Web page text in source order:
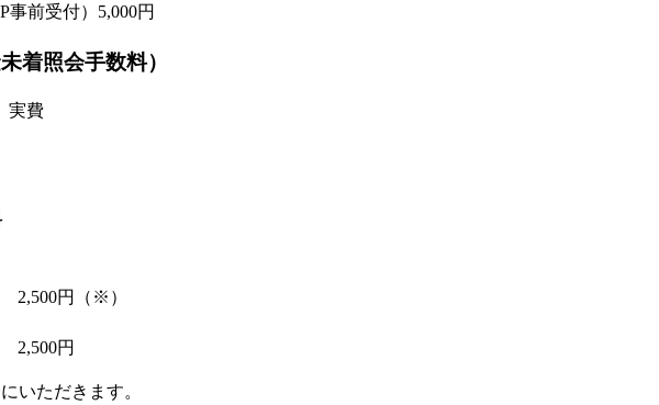
事前受付）5,000円
着照会手数料）
費
2,500円（※）
2,500円
いただきます。